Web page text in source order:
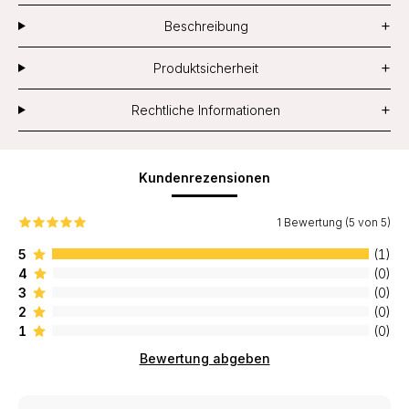
Beschreibung +
Produktsicherheit +
Rechtliche Informationen +
Kundenrezensionen
1 Bewertung (5 von 5)
5
(1)
4
(0)
3
(0)
2
(0)
1
(0)
Bewertung abgeben